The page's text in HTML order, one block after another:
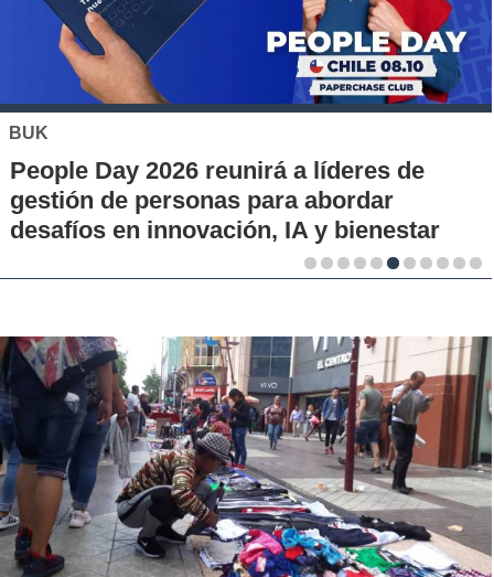
BUK
People Day 2026 reunirá a líderes de
gestión de personas para abordar
desafíos en innovación, IA y bienestar